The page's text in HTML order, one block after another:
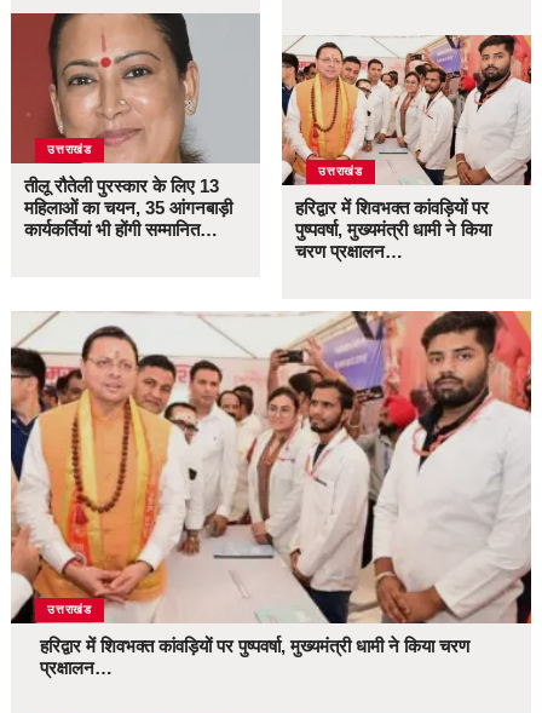
उत्तराखंड
तीलू रौतेली पुरस्कार के लिए 13
महिलाओं का चयन, 35 आंगनबाड़ी
कार्यकर्तियां भी होंगी सम्मानित…
उत्तराखंड
हरिद्वार में शिवभक्त कांवड़ियों पर
पुष्पवर्षा, मुख्यमंत्री धामी ने किया
चरण प्रक्षालन…
उत्तराखंड
हरिद्वार में शिवभक्त कांवड़ियों पर पुष्पवर्षा, मुख्यमंत्री धामी ने किया चरण
प्रक्षालन…